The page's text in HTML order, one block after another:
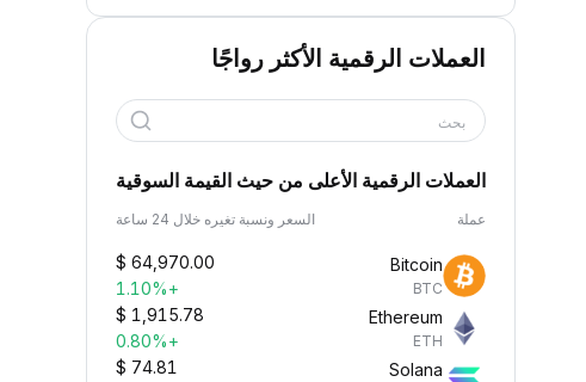
العملات الرقمية الأكثر رواجًا
بحث
العملات الرقمية الأعلى من حيث القيمة السوقية
عملة السعر ونسبة تغيره خلال 24 ساعة
Bitcoin
BTC
$ 64,970.00
+1.10%
Ethereum
ETH
$ 1,915.78
+0.80%
Solana
$ 74.81